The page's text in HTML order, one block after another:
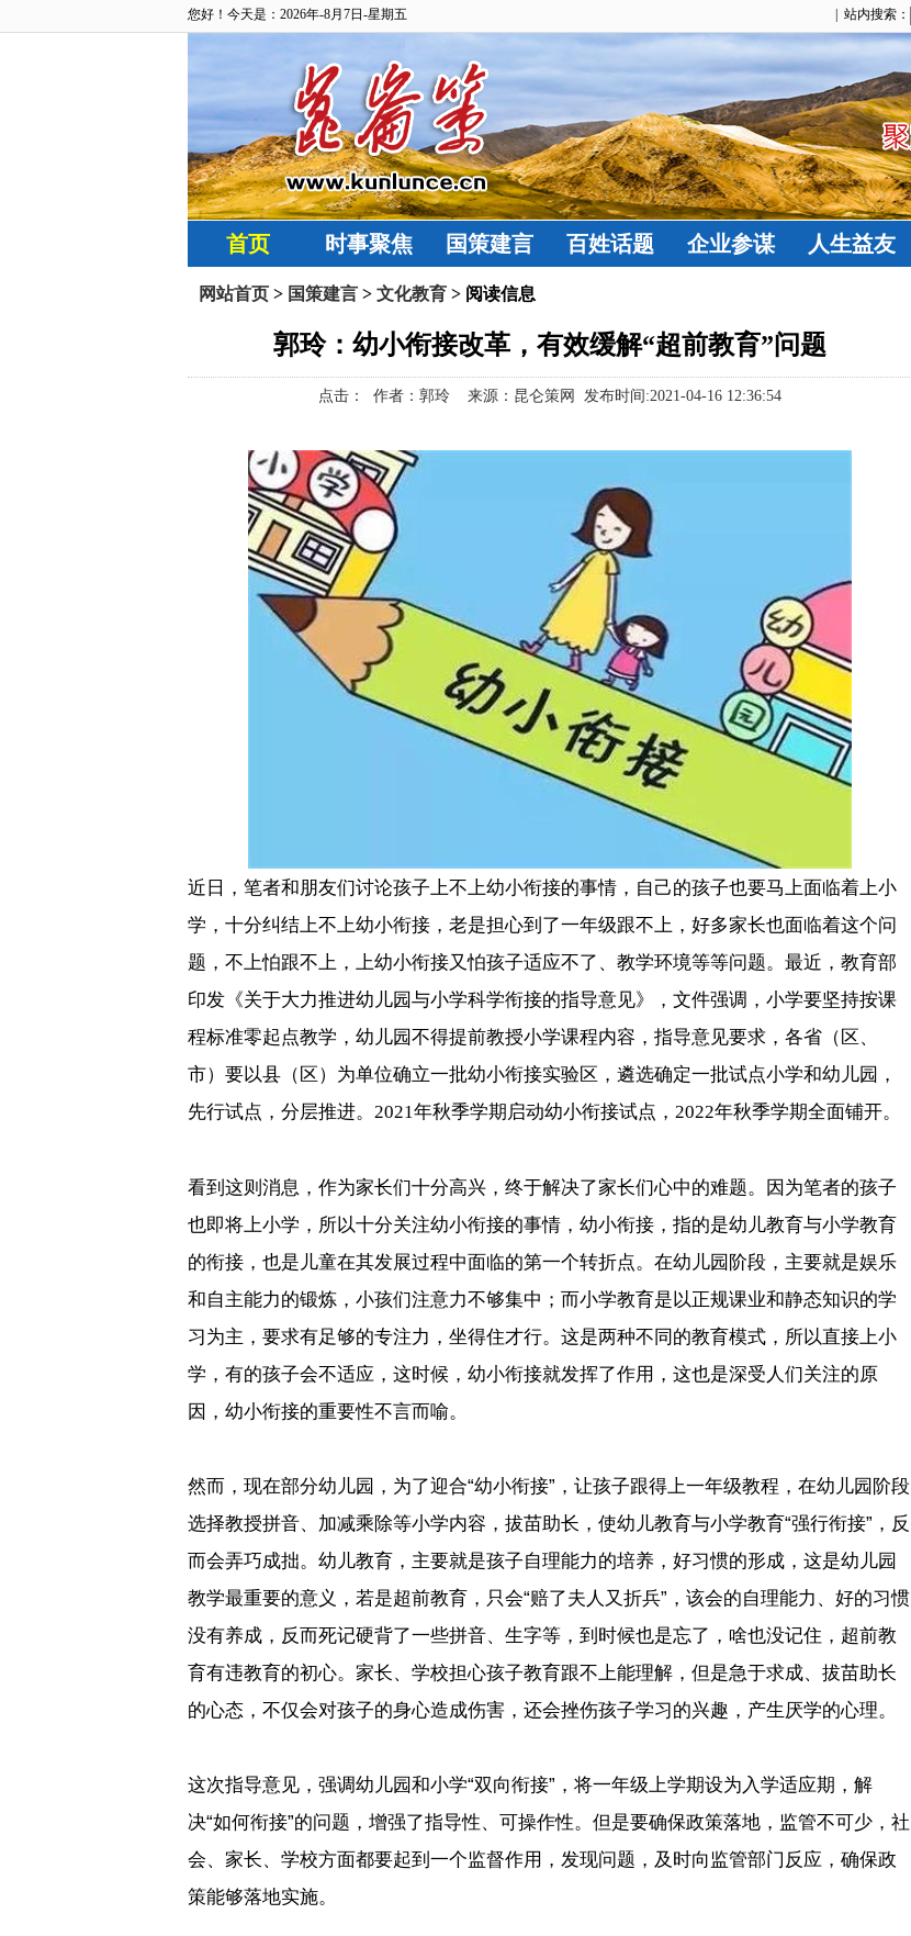
您好！今天是：2026年-8月7日-星期五 | 站内搜索：
首页 时事聚焦 国策建言 百姓话题 企业参谋 人生益友
网站首页 > 国策建言 > 文化教育 > 阅读信息
郭玲：幼小衔接改革，有效缓解“超前教育”问题
点击： 作者：郭玲 来源：昆仑策网 发布时间:2021-04-16 12:36:54
近日，笔者和朋友们讨论孩子上不上幼小衔接的事情，自己的孩子也要马上面临着上小
学，十分纠结上不上幼小衔接，老是担心到了一年级跟不上，好多家长也面临着这个问
题，不上怕跟不上，上幼小衔接又怕孩子适应不了、教学环境等等问题。最近，教育部
印发《关于大力推进幼儿园与小学科学衔接的指导意见》，文件强调，小学要坚持按课
程标准零起点教学，幼儿园不得提前教授小学课程内容，指导意见要求，各省（区、
市）要以县（区）为单位确立一批幼小衔接实验区，遴选确定一批试点小学和幼儿园，
先行试点，分层推进。 2021年秋季学期启动幼小衔接试点， 2022年秋季学期全面铺开。
看到这则消息，作为家长们十分高兴，终于解决了家长们心中的难题。因为笔者的孩子
也即将上小学，所以十分关注幼小衔接的事情，幼小衔接，指的是幼儿教育与小学教育
的衔接，也是儿童在其发展过程中面临的第一个转折点。在幼儿园阶段，主要就是娱乐
和自主能力的锻炼，小孩们注意力不够集中；而小学教育是以正规课业和静态知识的学
习为主，要求有足够的专注力，坐得住才行。这是两种不同的教育模式，所以直接上小
学，有的孩子会不适应，这时候，幼小衔接就发挥了作用，这也是深受人们关注的原
因，幼小衔接的重要性不言而喻。
然而，现在部分幼儿园，为了迎合“幼小衔接”，让孩子跟得上一年级教程，在幼儿园阶段
选择教授拼音、加减乘除等小学内容，拔苗助长，使幼儿教育与小学教育“强行衔接”，反
而会弄巧成拙。幼儿教育，主要就是孩子自理能力的培养，好习惯的形成，这是幼儿园
教学最重要的意义，若是超前教育，只会“赔了夫人又折兵”，该会的自理能力、好的习惯
没有养成，反而死记硬背了一些拼音、生字等，到时候也是忘了，啥也没记住，超前教
育有违教育的初心。家长、学校担心孩子教育跟不上能理解，但是急于求成、拔苗助长
的心态，不仅会对孩子的身心造成伤害，还会挫伤孩子学习的兴趣，产生厌学的心理。
这次指导意见，强调幼儿园和小学“双向衔接”，将一年级上学期设为入学适应期，解
决“如何衔接”的问题，增强了指导性、可操作性。但是要确保政策落地，监管不可少，社
会、家长、学校方面都要起到一个监督作用，发现问题，及时向监管部门反应，确保政
策能够落地实施。